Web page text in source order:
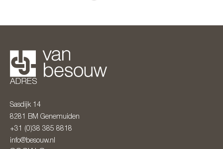
ADRES
Sasdijk 14
8281 BM Genemuiden
+31 (0)38 385 8818
info@besouw.nl